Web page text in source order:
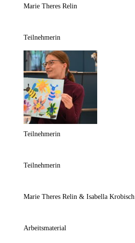
Marie Theres Relin
Teilnehmerin
Teilnehmerin
Teilnehmerin
Marie Theres Relin & Isabella Krobisch
Arbeitsmaterial